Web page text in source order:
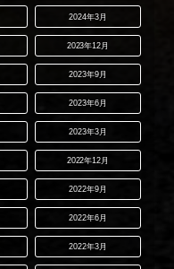
2024年3月
2023年12月
2023年9月
2023年6月
2023年3月
2022年12月
2022年9月
2022年6月
2022年3月